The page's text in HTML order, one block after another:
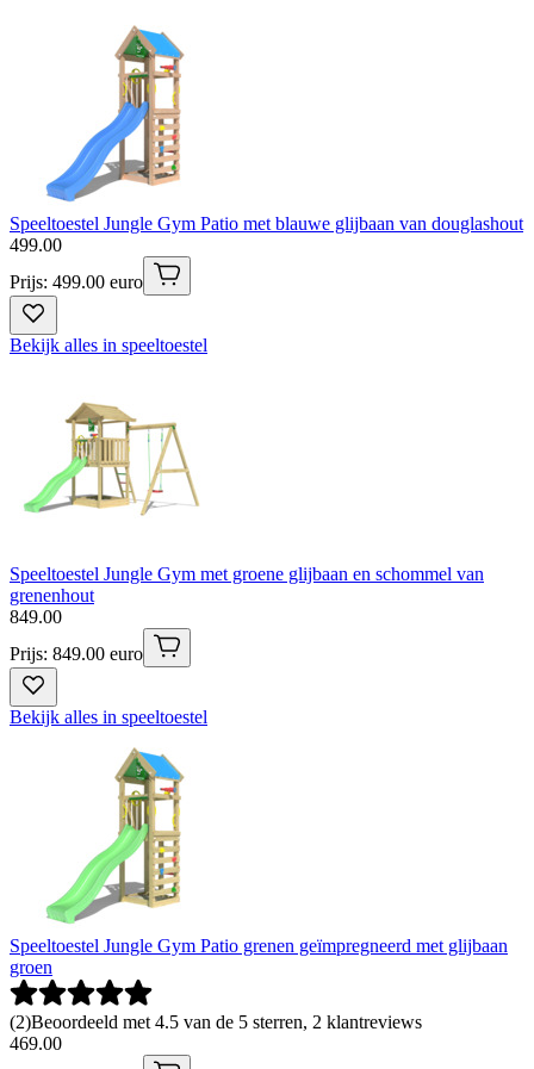
Speeltoestel Jungle Gym Patio met blauwe glijbaan van douglashout
499.00
Prijs: 499.00 euro
Bekijk alles in speeltoestel
Speeltoestel Jungle Gym met groene glijbaan en schommel van
grenenhout
849.00
Prijs: 849.00 euro
Bekijk alles in speeltoestel
Speeltoestel Jungle Gym Patio grenen geïmpregneerd met glijbaan
groen
(2)Beoordeeld met 4.5 van de 5 sterren, 2 klantreviews
469.00